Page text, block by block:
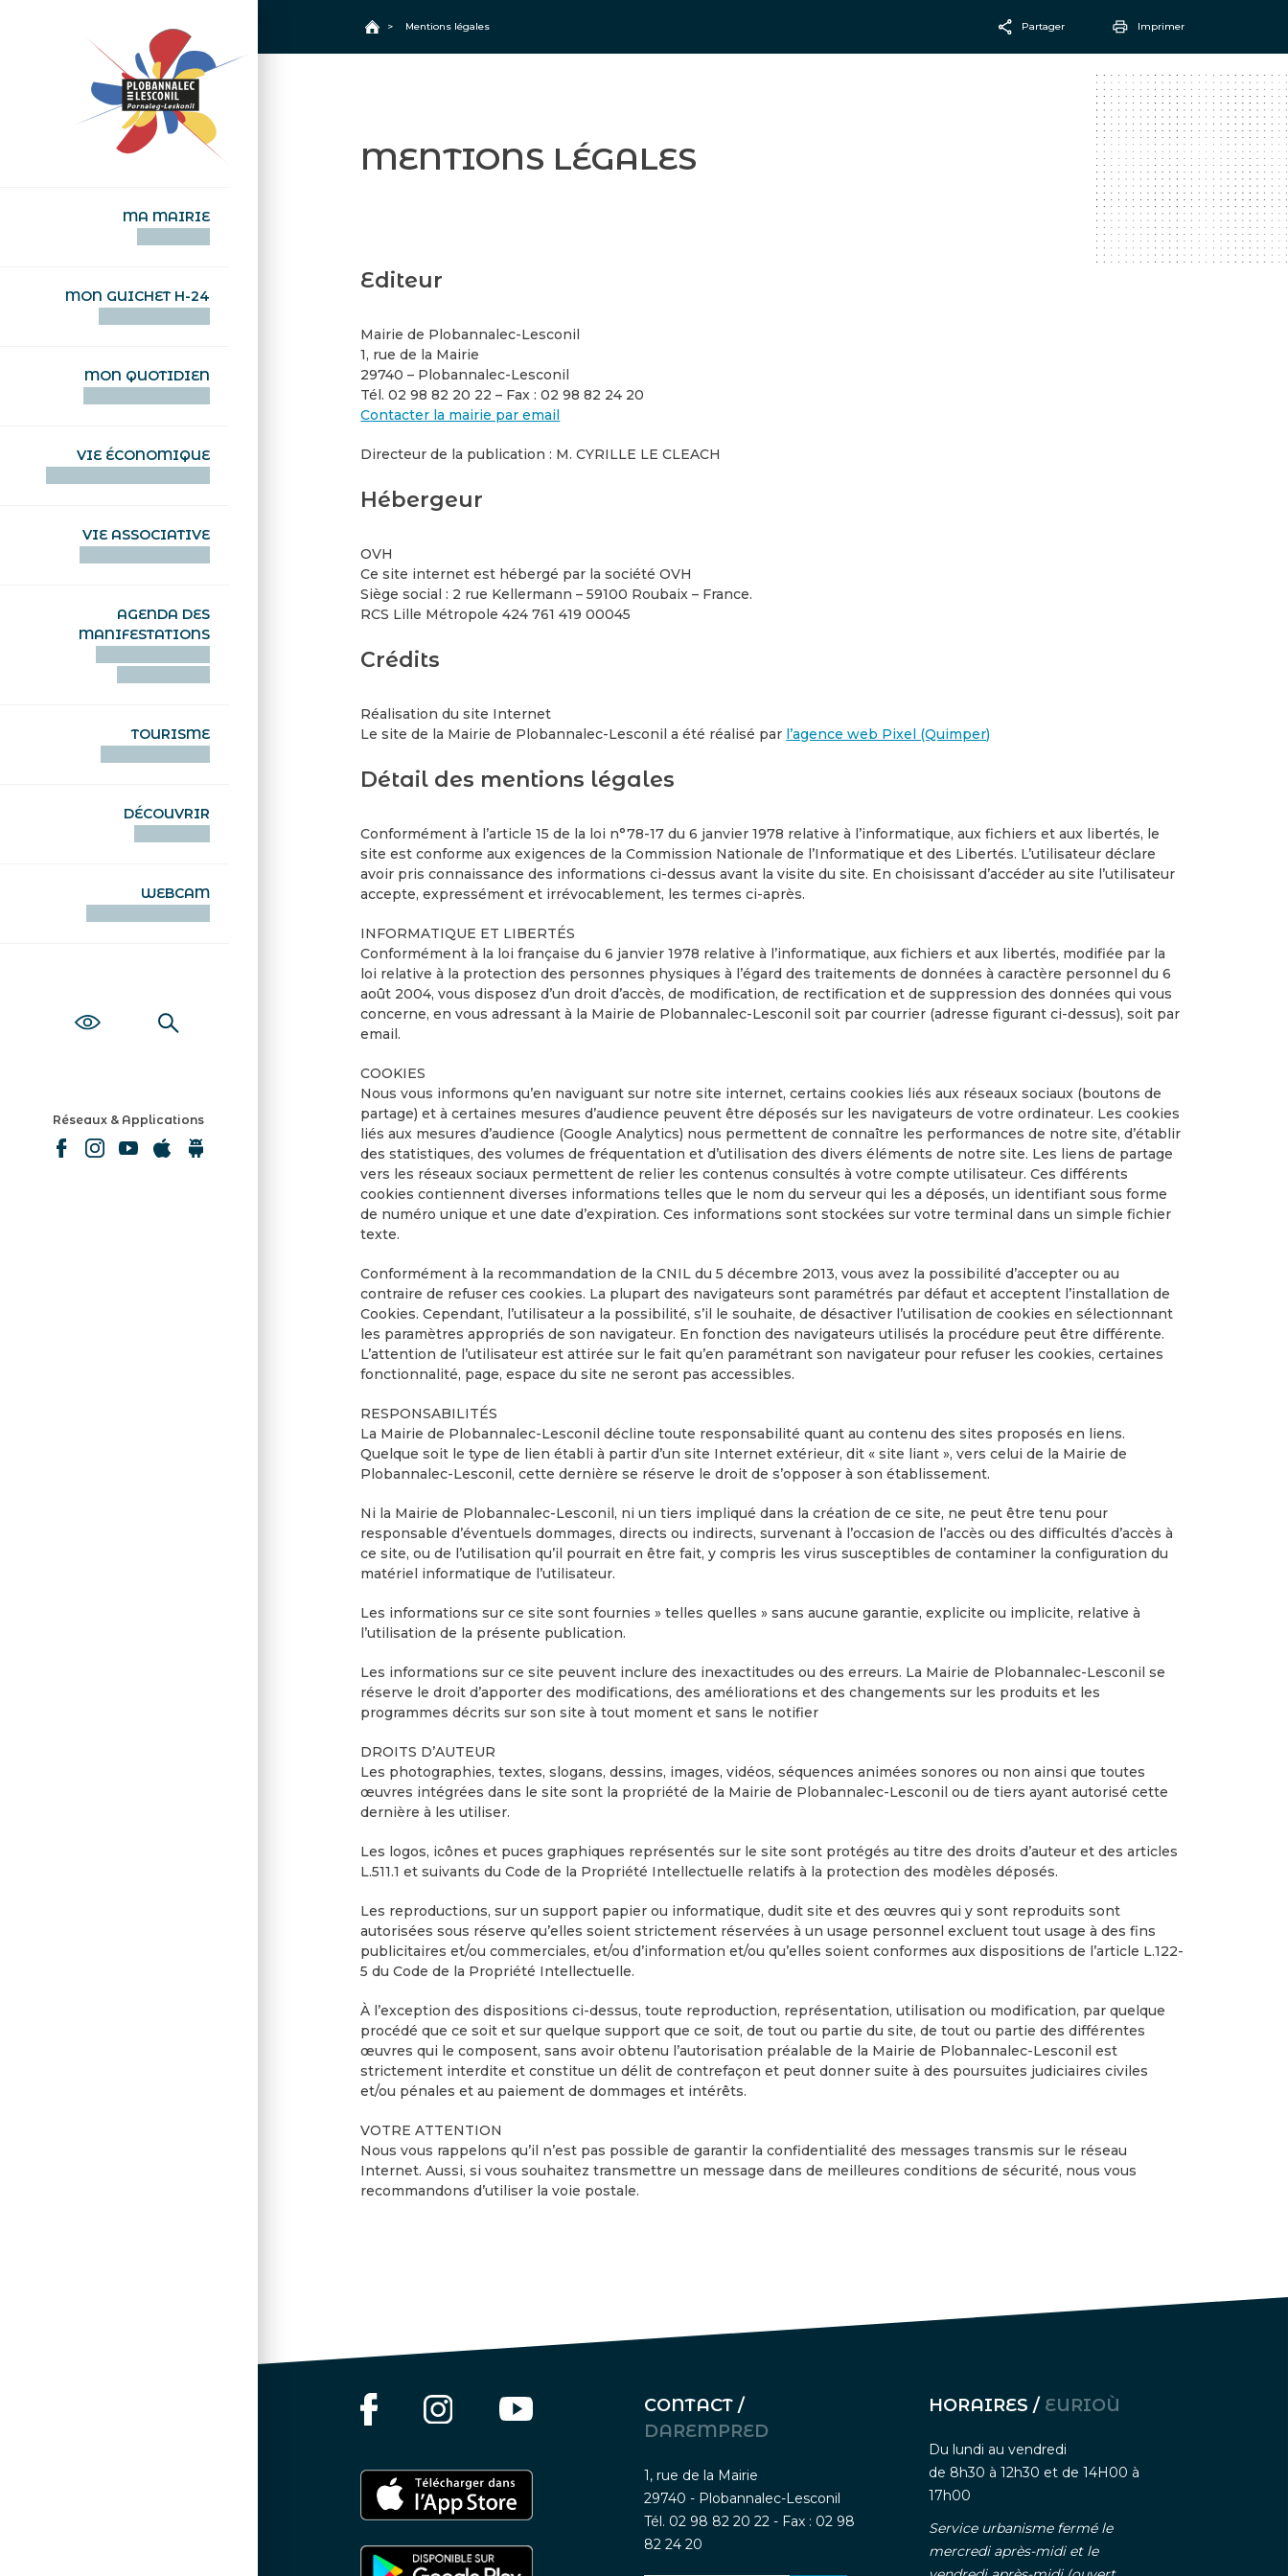
MA MAIRIE
MON GUICHET H-24
MON QUOTIDIEN
VIE ÉCONOMIQUE
VIE ASSOCIATIVE
AGENDA DES
MANIFESTATIONS
TOURISME
DÉCOUVRIR
WEBCAM
Réseaux & Applications
Accueil
> Mentions légales Partager
Facebook
Imprimer
MENTIONS LÉGALES
Editeur
Mairie de Plobannalec-Lesconil
1, rue de la Mairie
29740 – Plobannalec-Lesconil
Tél. 02 98 82 20 22 – Fax : 02 98 82 24 20
Contacter la mairie par email
Directeur de la publication : M. CYRILLE LE CLEACH
Hébergeur
OVH
Ce site internet est hébergé par la société OVH
Siège social : 2 rue Kellermann – 59100 Roubaix – France.
RCS Lille Métropole 424 761 419 00045
Crédits
Réalisation du site Internet
Le site de la Mairie de Plobannalec-Lesconil a été réalisé par l’agence web Pixel (Quimper)
Détail des mentions légales
Conformément à l’article 15 de la loi n°78-17 du 6 janvier 1978 relative à l’informatique, aux fichiers et aux libertés, le
site est conforme aux exigences de la Commission Nationale de l’Informatique et des Libertés. L’utilisateur déclare
avoir pris connaissance des informations ci-dessus avant la visite du site. En choisissant d’accéder au site l’utilisateur
accepte, expressément et irrévocablement, les termes ci-après.
INFORMATIQUE ET LIBERTÉS
Conformément à la loi française du 6 janvier 1978 relative à l’informatique, aux fichiers et aux libertés, modifiée par la
loi relative à la protection des personnes physiques à l’égard des traitements de données à caractère personnel du 6
août 2004, vous disposez d’un droit d’accès, de modification, de rectification et de suppression des données qui vous
concerne, en vous adressant à la Mairie de Plobannalec-Lesconil soit par courrier (adresse figurant ci-dessus), soit par
email.
COOKIES
Nous vous informons qu’en naviguant sur notre site internet, certains cookies liés aux réseaux sociaux (boutons de
partage) et à certaines mesures d’audience peuvent être déposés sur les navigateurs de votre ordinateur. Les cookies
liés aux mesures d’audience (Google Analytics) nous permettent de connaître les performances de notre site, d’établir
des statistiques, des volumes de fréquentation et d’utilisation des divers éléments de notre site. Les liens de partage
vers les réseaux sociaux permettent de relier les contenus consultés à votre compte utilisateur. Ces différents
cookies contiennent diverses informations telles que le nom du serveur qui les a déposés, un identifiant sous forme
de numéro unique et une date d’expiration. Ces informations sont stockées sur votre terminal dans un simple fichier
texte.
Conformément à la recommandation de la CNIL du 5 décembre 2013, vous avez la possibilité d’accepter ou au
contraire de refuser ces cookies. La plupart des navigateurs sont paramétrés par défaut et acceptent l’installation de
Cookies. Cependant, l’utilisateur a la possibilité, s’il le souhaite, de désactiver l’utilisation de cookies en sélectionnant
les paramètres appropriés de son navigateur. En fonction des navigateurs utilisés la procédure peut être différente.
L’attention de l’utilisateur est attirée sur le fait qu’en paramétrant son navigateur pour refuser les cookies, certaines
fonctionnalité, page, espace du site ne seront pas accessibles.
RESPONSABILITÉS
La Mairie de Plobannalec-Lesconil décline toute responsabilité quant au contenu des sites proposés en liens.
Quelque soit le type de lien établi à partir d’un site Internet extérieur, dit « site liant », vers celui de la Mairie de
Plobannalec-Lesconil, cette dernière se réserve le droit de s’opposer à son établissement.
Ni la Mairie de Plobannalec-Lesconil, ni un tiers impliqué dans la création de ce site, ne peut être tenu pour
responsable d’éventuels dommages, directs ou indirects, survenant à l’occasion de l’accès ou des difficultés d’accès à
ce site, ou de l’utilisation qu’il pourrait en être fait, y compris les virus susceptibles de contaminer la configuration du
matériel informatique de l’utilisateur.
Les informations sur ce site sont fournies » telles quelles » sans aucune garantie, explicite ou implicite, relative à
l’utilisation de la présente publication.
Les informations sur ce site peuvent inclure des inexactitudes ou des erreurs. La Mairie de Plobannalec-Lesconil se
réserve le droit d’apporter des modifications, des améliorations et des changements sur les produits et les
programmes décrits sur son site à tout moment et sans le notifier
DROITS D’AUTEUR
Les photographies, textes, slogans, dessins, images, vidéos, séquences animées sonores ou non ainsi que toutes
œuvres intégrées dans le site sont la propriété de la Mairie de Plobannalec-Lesconil ou de tiers ayant autorisé cette
dernière à les utiliser.
Les logos, icônes et puces graphiques représentés sur le site sont protégés au titre des droits d’auteur et des articles
L.511.1 et suivants du Code de la Propriété Intellectuelle relatifs à la protection des modèles déposés.
Les reproductions, sur un support papier ou informatique, dudit site et des œuvres qui y sont reproduits sont
autorisées sous réserve qu’elles soient strictement réservées à un usage personnel excluent tout usage à des fins
publicitaires et/ou commerciales, et/ou d’information et/ou qu’elles soient conformes aux dispositions de l’article L.122-
5 du Code de la Propriété Intellectuelle.
À l’exception des dispositions ci-dessus, toute reproduction, représentation, utilisation ou modification, par quelque
procédé que ce soit et sur quelque support que ce soit, de tout ou partie du site, de tout ou partie des différentes
œuvres qui le composent, sans avoir obtenu l’autorisation préalable de la Mairie de Plobannalec-Lesconil est
strictement interdite et constitue un délit de contrefaçon et peut donner suite à des poursuites judiciaires civiles
et/ou pénales et au paiement de dommages et intérêts.
VOTRE ATTENTION
Nous vous rappelons qu’il n’est pas possible de garantir la confidentialité des messages transmis sur le réseau
Internet. Aussi, si vous souhaitez transmettre un message dans de meilleures conditions de sécurité, nous vous
recommandons d’utiliser la voie postale.
CONTACT /
DAREMPRED
1, rue de la Mairie
29740 - Plobannalec-Lesconil
Tél. 02 98 82 20 22 - Fax : 02 98
82 24 20
HORAIRES / EURIOÙ
Du lundi au vendredi
de 8h30 à 12h30 et de 14H00 à
17h00
Service urbanisme fermé le
mercredi après-midi et le